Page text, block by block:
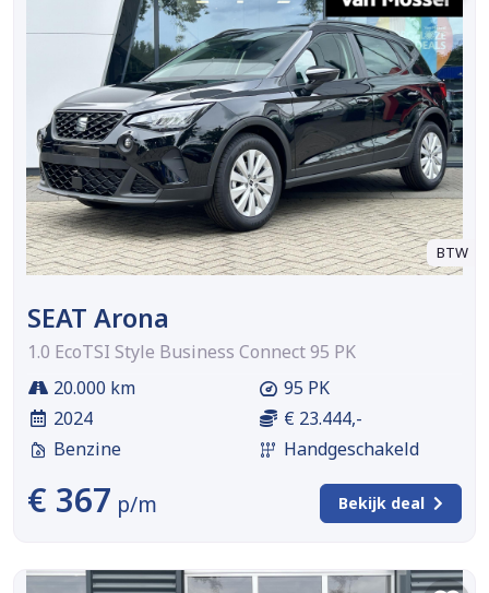
BTW
SEAT Arona
1.0 EcoTSI Style Business Connect 95 PK
20.000 km
2024
Benzine
95 PK
€ 23.444,-
Handgeschakeld
€ 367 p/m Bekijk deal